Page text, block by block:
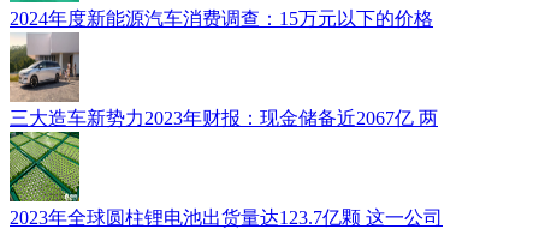
2024年度新能源汽车消费调查：15万元以下的价格
三大造车新势力2023年财报：现金储备近2067亿 两
2023年全球圆柱锂电池出货量达123.7亿颗 这一公司